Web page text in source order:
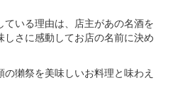
いる理由は、店主があの名酒を
さに感動してお店の名前に決め
獺祭を美味しいお料理と味わえ